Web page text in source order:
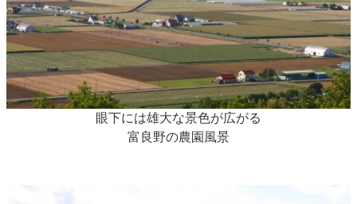
眼下には雄大な景色が広がる
富良野の農園風景